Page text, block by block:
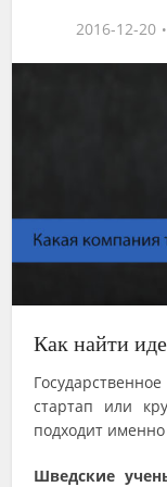
2016-12-20
Как найти
стартап или
подходит
Шведские